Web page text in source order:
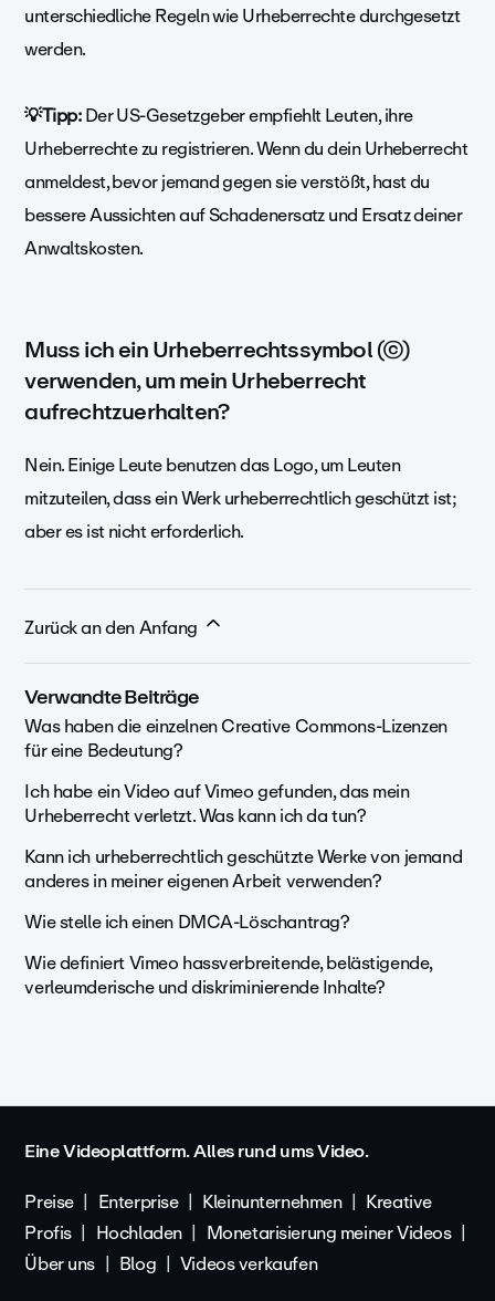
unterschiedliche Regeln wie Urheberrechte durchgesetzt
werden.
💡Tipp:Der US-Gesetzgeber empfiehlt Leuten, ihre
Urheberrechte zu registrieren. Wenn du dein Urheberrecht
anmeldest, bevor jemand gegen sie verstößt, hast du
bessere Aussichten auf Schadenersatz und Ersatz deiner
Anwaltskosten.
Muss ich ein Urheberrechtssymbol (©)
verwenden, um mein Urheberrecht
aufrechtzuerhalten?
Nein. Einige Leute benutzen das Logo, um Leuten
mitzuteilen, dass ein Werk urheberrechtlich geschützt ist;
aber es ist nicht erforderlich.
Zurück an den Anfang
Verwandte Beiträge
Was haben die einzelnen Creative Commons-Lizenzen
für eine Bedeutung?
Ich habe ein Video auf Vimeo gefunden, das mein
Urheberrecht verletzt. Was kann ich da tun?
Kann ich urheberrechtlich geschützte Werke von jemand
anderes in meiner eigenen Arbeit verwenden?
Wie stelle ich einen DMCA-Löschantrag?
Wie definiert Vimeo hassverbreitende, belästigende,
verleumderische und diskriminierende Inhalte?
Eine Videoplattform. Alles rund ums Video.
Preise
Enterprise Kleinunternehmen
Kreative
Profis
Hochladen
Monetarisierung meiner Videos
Über uns
Blog Videos verkaufen